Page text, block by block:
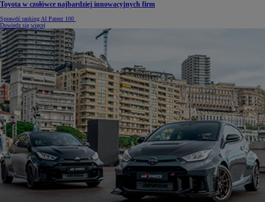
Toyota w czołówce najbardziej innowacyjnych firm
Sprawdź ranking AI Patent 100
Dowiedz się więcej